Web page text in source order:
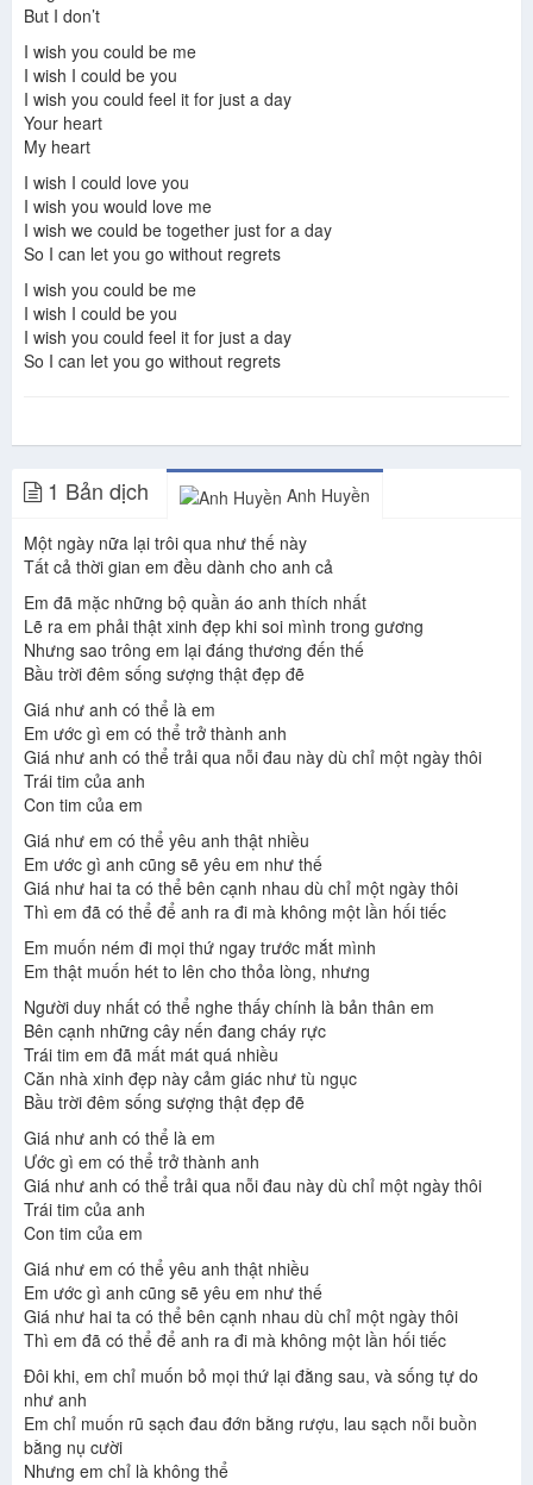
But I don’t
I wish you could be me
I wish I could be you
I wish you could feel it for just a day
Your heart
My heart
I wish I could love you
I wish you would love me
I wish we could be together just for a day
So I can let you go without regrets
I wish you could be me
I wish I could be you
I wish you could feel it for just a day
So I can let you go without regrets
1 Bản dịch Anh Huyền
Một ngày nữa lại trôi qua như thế này
Tất cả thời gian em đều dành cho anh cả
Em đã mặc những bộ quần áo anh thích nhất
Lẽ ra em phải thật xinh đẹp khi soi mình trong gương
Nhưng sao trông em lại đáng thương đến thế
Bầu trời đêm sống sượng thật đẹp đẽ
Giá như anh có thể là em
Em ước gì em có thể trở thành anh
Giá như anh có thể trải qua nỗi đau này dù chỉ một ngày thôi
Trái tim của anh
Con tim của em
Giá như em có thể yêu anh thật nhiều
Em ước gì anh cũng sẽ yêu em như thế
Giá như hai ta có thể bên cạnh nhau dù chỉ một ngày thôi
Thì em đã có thể để anh ra đi mà không một lần hối tiếc
Em muốn ném đi mọi thứ ngay trước mắt mình
Em thật muốn hét to lên cho thỏa lòng, nhưng
Người duy nhất có thể nghe thấy chính là bản thân em
Bên cạnh những cây nến đang cháy rực
Trái tim em đã mất mát quá nhiều
Căn nhà xinh đẹp này cảm giác như tù ngục
Bầu trời đêm sống sượng thật đẹp đẽ
Giá như anh có thể là em
Ước gì em có thể trở thành anh
Giá như anh có thể trải qua nỗi đau này dù chỉ một ngày thôi
Trái tim của anh
Con tim của em
Giá như em có thể yêu anh thật nhiều
Em ước gì anh cũng sẽ yêu em như thế
Giá như hai ta có thể bên cạnh nhau dù chỉ một ngày thôi
Thì em đã có thể để anh ra đi mà không một lần hối tiếc
Đôi khi, em chỉ muốn bỏ mọi thứ lại đằng sau, và sống tự do
như anh
Em chỉ muốn rũ sạch đau đớn bằng rượu, lau sạch nỗi buồn
bằng nụ cười
Nhưng em chỉ là không thể